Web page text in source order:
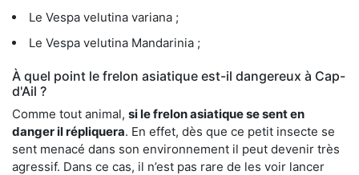
Le Vespa velutina variana ;
Le Vespa velutina Mandarinia ;
À quel point le frelon asiatique est-il dangereux à Cap-
d'Ail ?
Comme tout animal, si le frelon asiatique se sent en
danger il répliquera. En effet, dès que ce petit insecte se
sent menacé dans son environnement il peut devenir très
agressif. Dans ce cas, il n’est pas rare de les voir lancer